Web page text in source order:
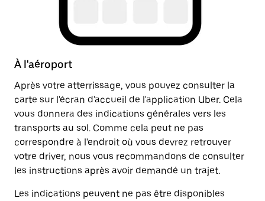
À l'aéroport
Après votre atterrissage, vous pouvez consulter la
carte sur l'écran d'accueil de l'application Uber. Cela
vous donnera des indications générales vers les
transports au sol. Comme cela peut ne pas
correspondre à l'endroit où vous devrez retrouver
votre driver, nous vous recommandons de consulter
les instructions après avoir demandé un trajet.
Les indications peuvent ne pas être disponibles